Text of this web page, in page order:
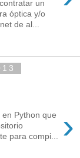
un
óptica y/o
de al...
›
Python que
para compi...